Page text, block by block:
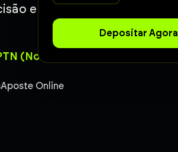
Depositar Agora
e confiabilidade
(Noite)
Aposte Online